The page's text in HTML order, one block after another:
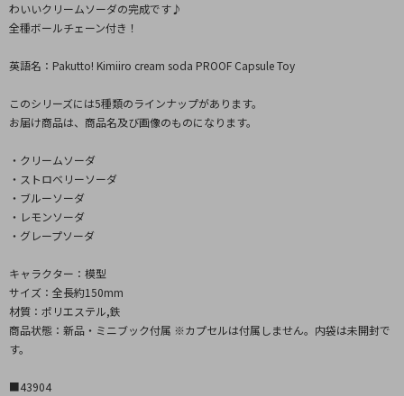
わいいクリームソーダの完成です♪
全種ボールチェーン付き！
英語名：Pakutto! Kimiiro cream soda PROOF Capsule Toy
このシリーズには5種類のラインナップがあります。
お届け商品は、商品名及び画像のものになります。
・クリームソーダ
・ストロベリーソーダ
・ブルーソーダ
・レモンソーダ
・グレープソーダ
キャラクター：模型
サイズ：全長約150mm
材質：ポリエステル,鉄
商品状態：新品・ミニブック付属 ※カプセルは付属しません。内袋は未開封で
す。
■43904